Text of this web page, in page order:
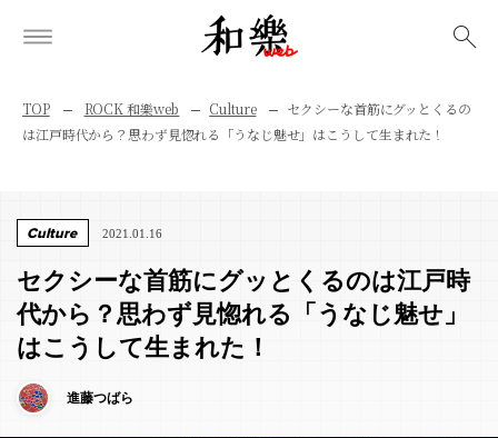
TOP ROCK 和樂web Culture
セクシーな首筋にグッとくるの
は江戸時代から？思わず見惚れる「うなじ魅せ」はこうして生まれた！
Culture 2021.01.16
セクシーな首筋にグッとくるのは江戸時
代から？思わず見惚れる「うなじ魅せ」
はこうして生まれた！
進藤つばら